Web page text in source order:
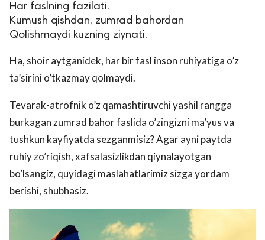
Har faslning fazilati.
Kumush qishdan, zumrad bahordan
Qolishmaydi kuzning ziynati.
Ha, shoir aytganidek, har bir fasl inson ruhiyatiga o’z
ta’sirini o’tkazmay qolmaydi.
Tevarak-atrofnik o’z qamashtiruvchi yashil rangga
burkagan zumrad bahor faslida o’zingizni ma’yus va
tushkun kayfiyatda sezganmisiz? Agar ayni paytda
ruhiy zo’riqish, xafsalasizlikdan qiynalayotgan
bo’lsangiz, quyidagi maslahatlarimiz sizga yordam
berishi, shubhasiz.